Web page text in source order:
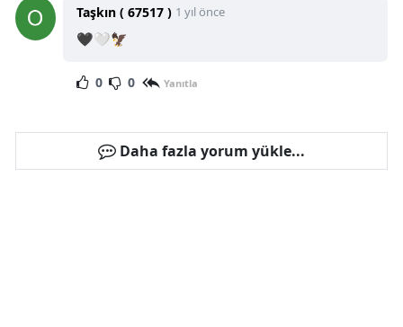
Taşkın ( 67517 ) 1 yıl önce
🖤🤍🦅
0 0 Yanıtla
Daha fazla yorum yükle...